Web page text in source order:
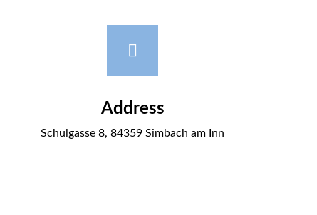
Address
Schulgasse 8, 84359 Simbach am Inn